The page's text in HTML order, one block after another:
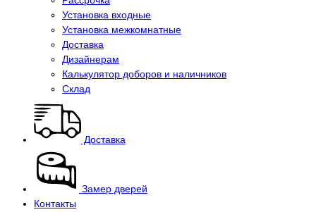
Установка входные
Установка межкомнатные
Доставка
Дизайнерам
Калькулятор доборов и наличников
Склад
Доставка
Замер дверей
Контакты